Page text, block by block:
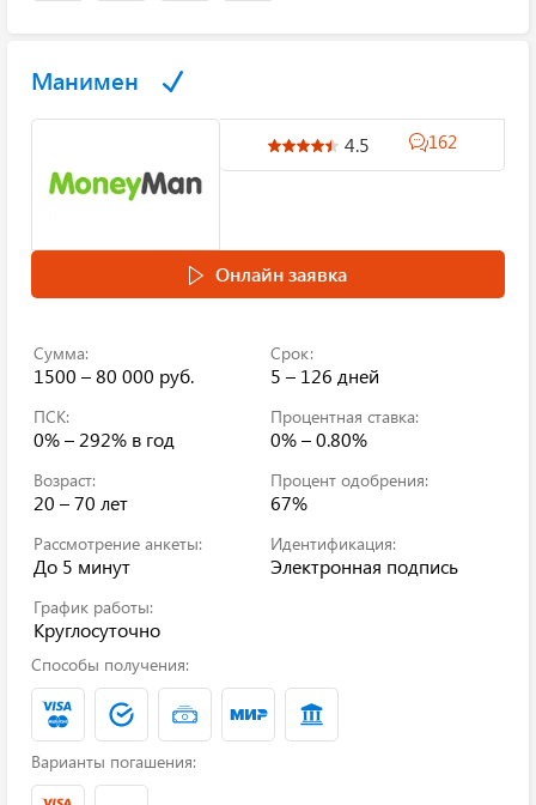
Манимен
4.5 162
Онлайн заявка
Сумма:
1500 – 80 000 руб.
Срок:
5 – 126 дней
ПСК:
0% – 292% в год
Процентная ставка:
0% – 0.80%
Возраст:
20 – 70 лет
Процент одобрения:
67%
Рассмотрение анкеты:
До 5 минут
Идентификация:
Электронная подпись
График работы:
Круглосуточно
Способы получения:
Варианты погашения: